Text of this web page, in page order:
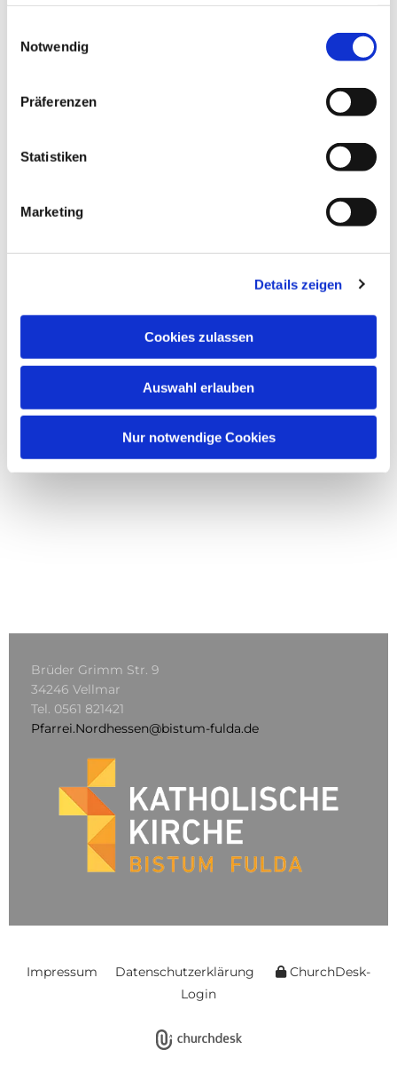
Notwendig
Präferenzen
Statistiken
Marketing
Details zeigen
Cookies zulassen
Auswahl erlauben
Nur notwendige Cookies
Brüder Grimm Str. 9
34246 Vellmar
Tel. 0561 821421
Pfarrei.Nordhessen@bistum-fulda.de
Impressum Datenschutzerklärung
ChurchDesk-
Login